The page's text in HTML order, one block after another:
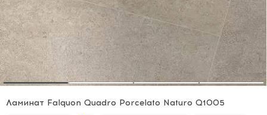
Ламинат Falquon Quadro Porcelato Naturo Q1005